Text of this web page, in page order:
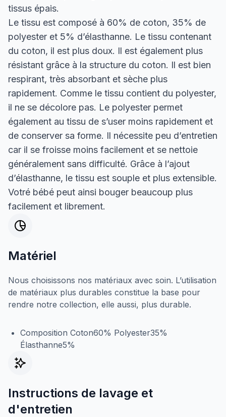
tissus épais.
Le tissu est composé à 60% de coton, 35% de
polyester et 5% d’élasthanne. Le tissu contenant
du coton, il est plus doux. Il est également plus
résistant grâce à la structure du coton. Il est bien
respirant, très absorbant et sèche plus
rapidement. Comme le tissu contient du polyester,
il ne se décolore pas. Le polyester permet
également au tissu de s’user moins rapidement et
de conserver sa forme. Il nécessite peu d’entretien
car il se froisse moins facilement et se nettoie
généralement sans difficulté. Grâce à l’ajout
d’élasthanne, le tissu est souple et plus extensible.
Votré bébé peut ainsi bouger beaucoup plus
facilement et librement.
Matériel
Nous choisissons nos matériaux avec soin. L’utilisation
de matériaux plus durables constitue la base pour
rendre notre collection, elle aussi, plus durable.
Composition Coton60% Polyester35%
Élasthanne5%
Instructions de lavage et
d'entretien